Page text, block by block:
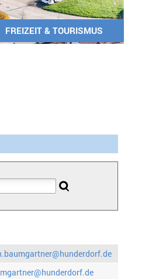
FREIZEIT & TOURISMUS